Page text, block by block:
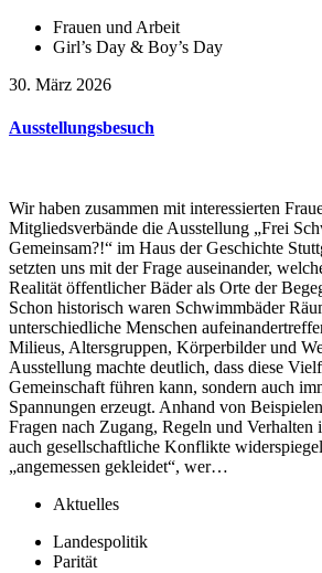
Frauen und Arbeit
Girl’s Day & Boy’s Day
30. März 2026
Ausstellungsbesuch
Wir haben zusammen mit interessierten
Mitgliedsverbände die Ausstellung „Frei
Gemeinsam?!“ im Haus der Geschichte
setzten uns mit der Frage auseinander,
Realität öffentlicher Bäder als Orte der
Schon historisch waren Schwimmbäder
unterschiedliche Menschen
Milieus, Altersgruppen, Körperbilder und
Ausstellung machte deutlich, dass diese
Gemeinschaft führen kann, sondern auch
Spannungen erzeugt. Anhand von
Fragen nach Zugang, Regeln und
auch gesellschaftliche Konflikte
„angemessen gekleidet“, wer…
Aktuelles
Landespolitik
Parität